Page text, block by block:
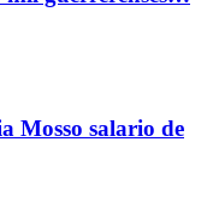
Mosso salario de